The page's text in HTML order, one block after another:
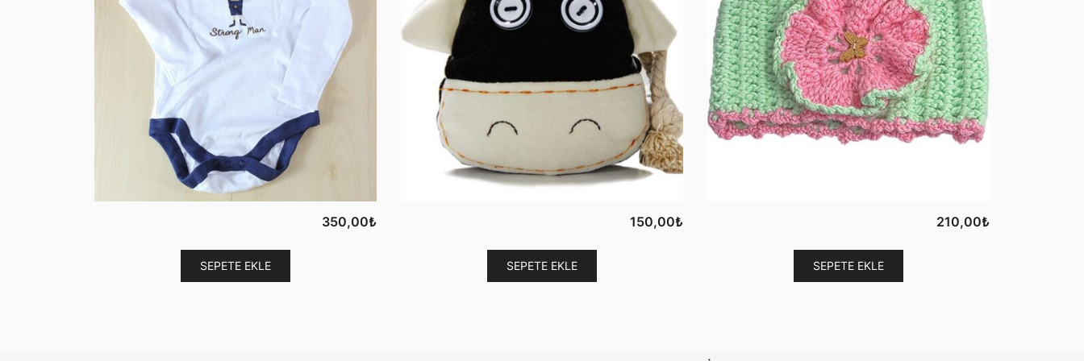
350,00₺
SEPETE EKLE
150,00₺
SEPETE EKLE
210,00₺
SEPETE EKLE